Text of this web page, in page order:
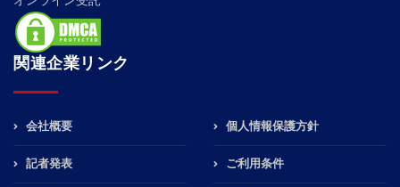
関連企業リンク
会社概要
記者発表
個人情報保護方針
ご利用条件